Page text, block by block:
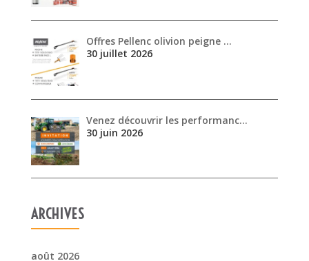
30 juin 2026
ARCHIVES
août 2026
juillet 2026
mai 2026